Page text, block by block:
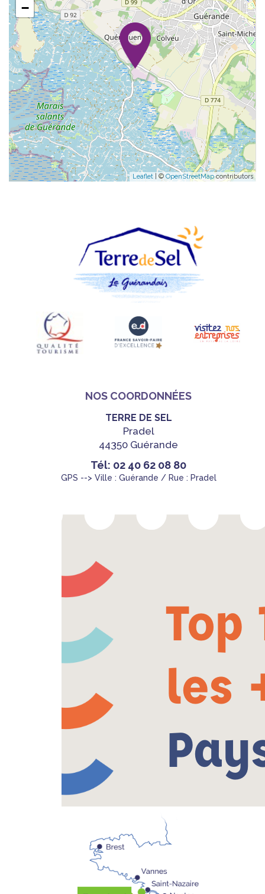
−
Leaflet | © OpenStreetMapcontributors
NOS COORDONNÉES
TERRE DE SEL
Pradel
44350 Guérande
Tél: 02 40 62 08 80
GPS --> Ville : Guérande / Rue : Pradel